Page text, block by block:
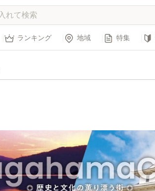
ランキング 地域 特集